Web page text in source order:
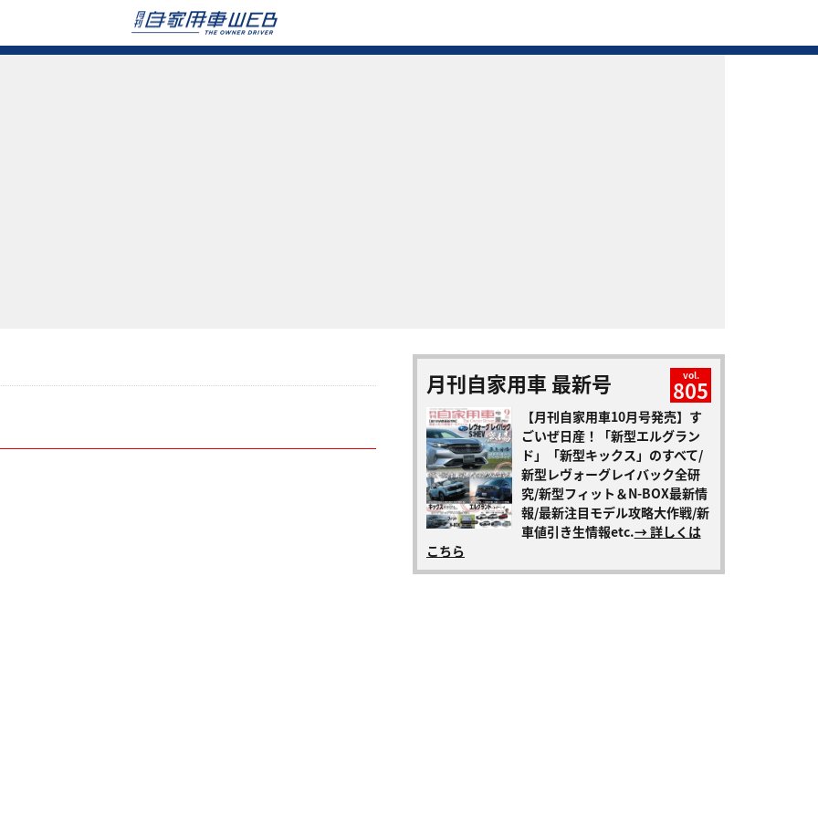
月刊自家用車 最新号 vol.
805
【月刊自家用車10月号発売】す
ごいぜ日産！「新型エルグラン
ド」「新型キックス」のすべて/
新型レヴォーグレイバック全研
究/新型フィット＆N-BOX最新情
報/最新注目モデル攻略大作戦/新
車値引き生情報etc.→ 詳しくは
こちら